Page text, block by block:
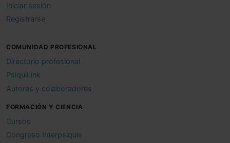
Iniciar sesión
Registrarse
COMUNIDAD PROFESIONAL
Directorio profesional
PsiquiLink
Autores y colaboradores
FORMACIÓN Y CIENCIA
Cursos
Congreso Interpsiquis